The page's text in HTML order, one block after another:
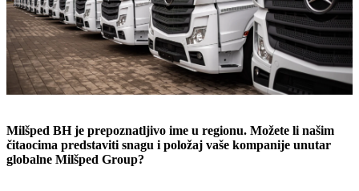
Milšped BH je prepoznatljivo ime u regionu. Možete li našim
čitaocima predstaviti snagu i položaj vaše kompanije unutar
globalne Milšped Group?